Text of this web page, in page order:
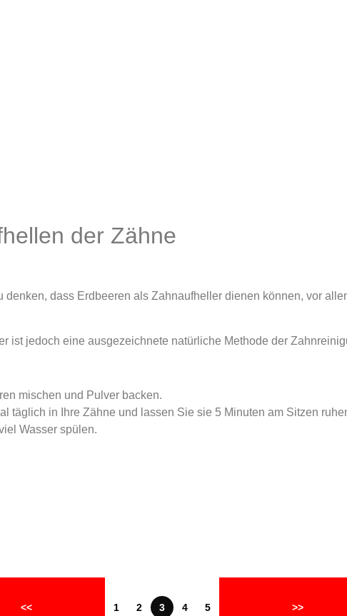
der Zähne
dass Erdbeeren als Zahnaufheller dienen können, vor
ist jedoch eine ausgezeichnete natürliche Methode der
mischen und Pulver backen.
täglich in Ihre Zähne und lassen Sie sie 5 Minuten am Sitzen
Wasser spülen.
<< 1 2 3 4 5 >>